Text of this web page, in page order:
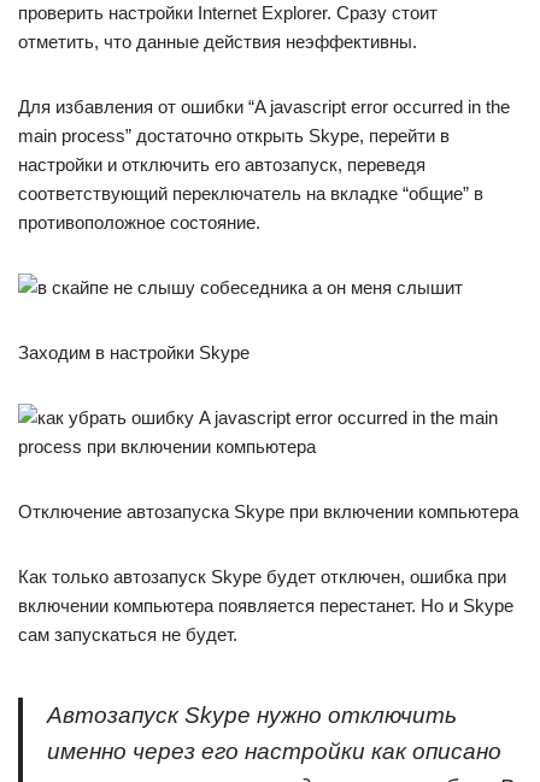
проверить настройки Internet Explorer. Сразу стоит
отметить, что данные действия неэффективны.
Для избавления от ошибки “A javascript error occurred in the
main process” достаточно открыть Skype, перейти в
настройки и отключить его автозапуск, переведя
соответствующий переключатель на вкладке “общие” в
противоположное состояние.
Заходим в настройки Skype
Отключение автозапуска Skype при включении компьютера
Как только автозапуск Skype будет отключен, ошибка при
включении компьютера появляется перестанет. Но и Skype
сам запускаться не будет.
Автозапуск Skype нужно отключить
именно через его настройки как описано